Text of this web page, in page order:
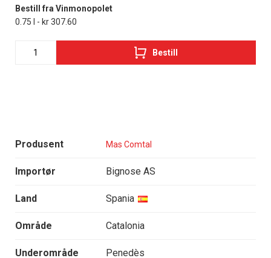
Produsent Mas Comtal
Importør Bignose AS
Land Spania
Område Catalonia
Underområde Penedès
Bestill fra Vinmonopolet
0.75 l - kr 307.60
Bestill